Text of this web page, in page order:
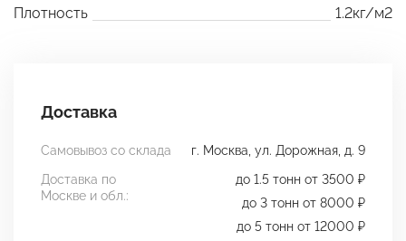
Плотность
1.2кг/м2
Доставка
Самовывоз со склада
г. Москва, ул. Дорожная, д. 9
Доставка по
Москве и обл.:
до 1.5 тонн от 3500 ₽
до 3 тонн от 8000 ₽
до 5 тонн от 12000 ₽